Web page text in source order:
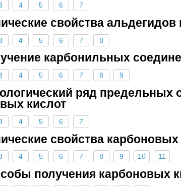
4 5 6 7
свойства альдегидов
4 5 6 7 8
карбонильных
4 5 6 7 8 9
ряд предельных
кислот
4 5 6 7
свойства карбоновых
4 5 6 7 8 9 10 11
получения карбоновых